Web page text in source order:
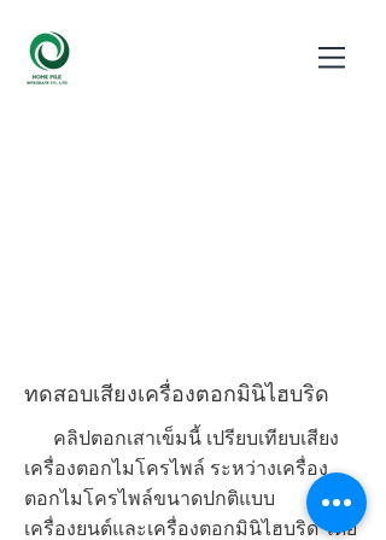
ทดสอบเสียงเครื่องตอกมินิไฮบริด
คลิปตอกเสาเข็มนี้ เปรียบเทียบเสียง
เครื่องตอกไมโครไพล์ ระหว่างเครื่อง
ตอกไมโครไพล์ขนาดปกติแบบ
เครื่องยนต์และเครื่องตอกมินิไฮบริด โดย